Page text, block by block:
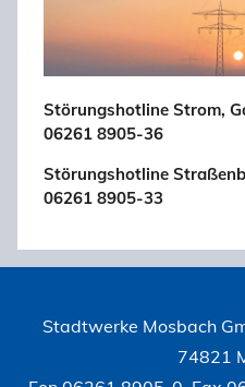
Störungshotline Strom,
06261 8905-36
Störungshotline
06261 8905-33
Stadtwerke Mosbach
74821